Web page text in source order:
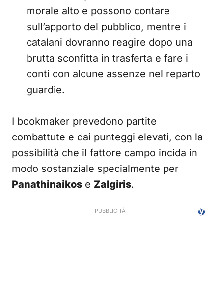
morale alto e possono contare
sull’apporto del pubblico, mentre i
catalani dovranno reagire dopo una
brutta sconfitta in trasferta e fare i
conti con alcune assenze nel reparto
guardie.
I bookmaker prevedono partite
combattute e dai punteggi elevati, con la
possibilità che il fattore campo incida in
modo sostanziale specialmente per
Panathinaikos e Zalgiris.